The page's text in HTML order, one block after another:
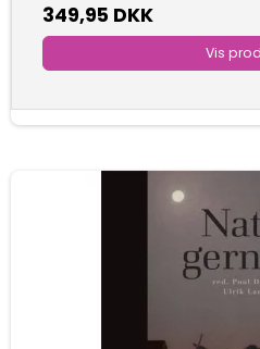
349,95 DKK
Vis